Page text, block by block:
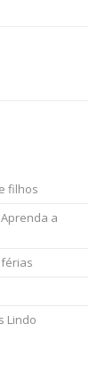
filhos
a
Lindo